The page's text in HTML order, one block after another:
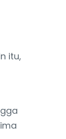
itu,